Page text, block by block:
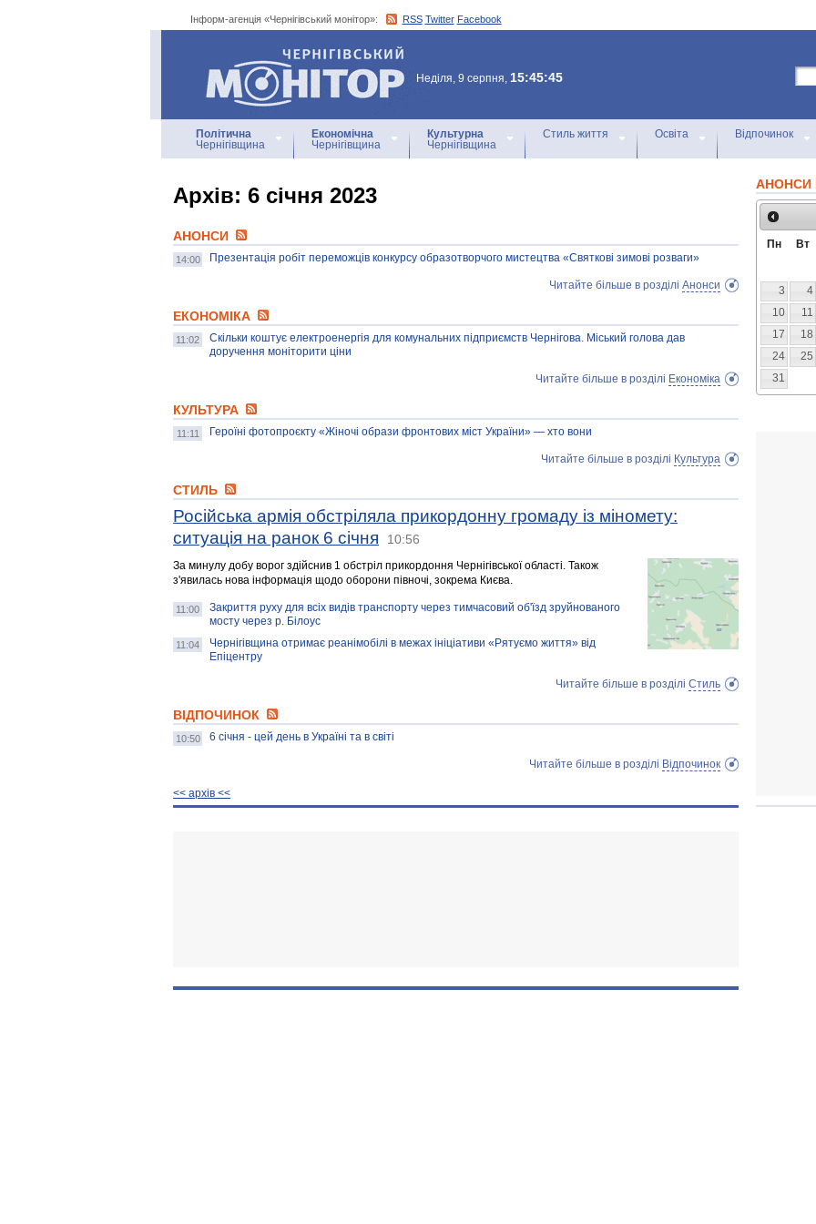
Інформ-агенція «Чернігівський монітор»: RSS Twitter Facebook
Інформ-агенція
«Чернігівський монітор»
Неділя, 9 серпня, 15:45:45
Політична
Чернігівщина
Економічна
Чернігівщина
Культурна
Чернігівщина
Стиль життя Освіта Відпочинок
Архiв: 6 січня 2023
АНОНСИ
14:00 Презентація робіт переможців конкурсу образотворчого мистецтва «Святкові зимові розваги»
Читайте більше в розділі Анонси
ЕКОНОМІКА
11:02
Скільки коштує електроенергія для комунальних підприємств Чернігова. Міський голова дав
доручення моніторити ціни
Читайте більше в розділі Економіка
КУЛЬТУРА
11:11 Героїні фотопроєкту «Жіночі образи фронтових міст України» — хто вони
Читайте більше в розділі Культура
СТИЛЬ
Російська армія обстріляла прикордонну громаду із міномету:
ситуація на ранок 6 січня
10:56
За минулу добу ворог здійснив 1 обстріл прикордоння Чернігівської області. Також
з'явилась нова інформація щодо оборони півночі, зокрема Києва.
11:00
Закриття руху для всіх видів транспорту через тимчасовий об'їзд зруйнованого
мосту через р. Білоус
11:04
Чернігівщина отримає реанімобілі в межах ініціативи «Рятуємо життя» від
Епіцентру
Читайте більше в розділі Стиль
ВІДПОЧИНОК
10:50 6 січня - цей день в Україні та в світі
Читайте більше в розділі Відпочинок
<< архiв <<
АНОНСИ
Пн Вт
3
4
10
11
17
18
24
25
31